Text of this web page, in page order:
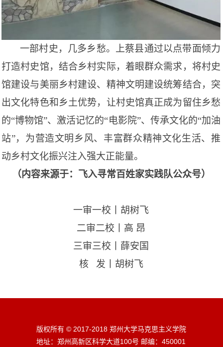
一部村史，几多乡愁。上蔡县通过以点带面倾力
打造村史馆，结合乡村实际，着眼群众需求，将村史
馆建设与美丽乡村建设、精神文明建设统筹结合，突
出文化特色和乡土优势，让村史馆真正成为留住乡愁
的“博物馆”、激活记忆的“电影院”、传承文化的“加油
站”，为营造文明乡风、丰富群众精神文化生活、推
动乡村文化振兴注入强大正能量。
（内容来源于：飞入寻常百姓家实践队公众号）
一审一校丨胡树飞
二审二校丨高 昂
三审三校丨薛安国
核
发丨胡树飞
版权所有 © 2017-2018 郑州大学马克思主义学院
地址：郑州高新区科学大道100号 邮编：450001